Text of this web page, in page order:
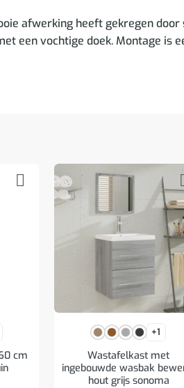
afwerking heeft gekregen
een vochtige doek. Montage is
cm
+1
Wastafelkast met
ingebouwde wasbak
hout grijs sonoma